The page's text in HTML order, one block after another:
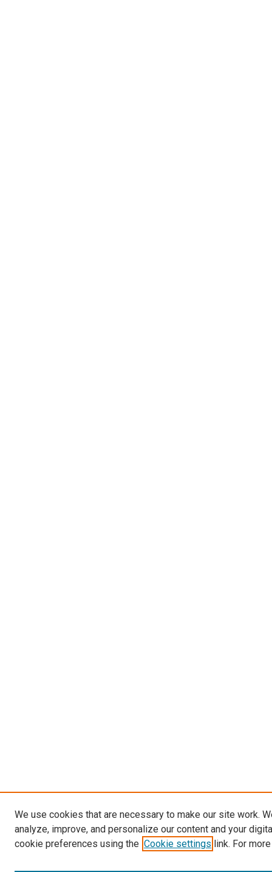
We use cookies that are necessary to make our site work.
analyze, improve, and personalize our content and your
cookie preferences using the Cookie settings link. For